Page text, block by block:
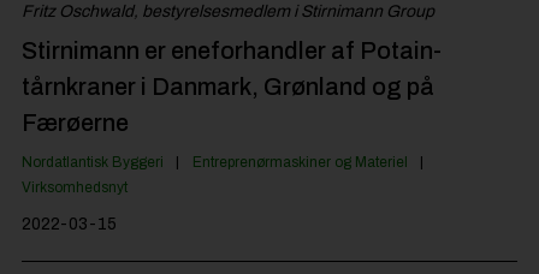
Fritz Oschwald, bestyrelsesmedlem i Stirnimann Group
Stirnimann er eneforhandler af Potain-
tårnkraner i Danmark, Grønland og på
Færøerne
Nordatlantisk Byggeri
Entreprenørmaskiner og Materiel
Virksomhedsnyt
2022-03-15